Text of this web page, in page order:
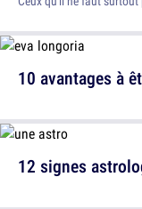
10 avantages à
12 signes